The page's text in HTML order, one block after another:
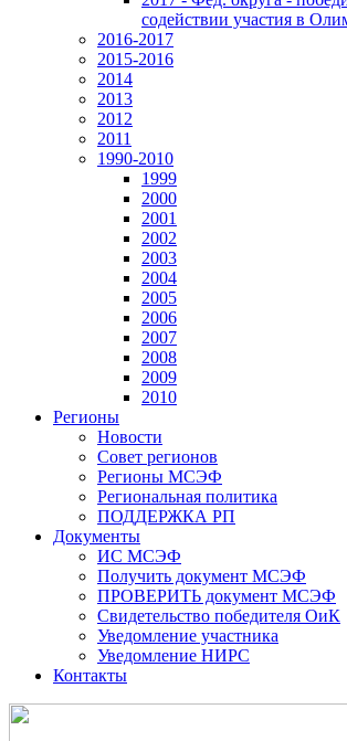
содействии участия в
2016-2017
2015-2016
2014
2013
2012
2011
1990-2010
1999
2000
2001
2002
2003
2004
2005
2006
2007
2008
2009
2010
Регионы
Новости
Совет регионов
Регионы МСЭФ
Региональная политика
ПОДДЕРЖКА РП
Документы
ИС МСЭФ
Получить документ МСЭФ
ПРОВЕРИТЬ документ МСЭФ
Свидетельство победителя ОиК
Уведомление участника
Уведомление НИРС
Контакты